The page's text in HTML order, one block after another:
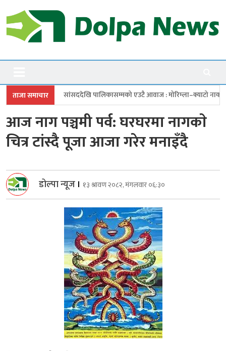
to
content
Dolpanews
ताजा समाचार
पालिकासम्मको एउटै आवाज : मोरिम्ला–क्याटो नाका तत्काल खोल चारबुँदे
आज नाग पञ्चमी पर्व: घरघरमा नागकाे
चित्र टांस्दै पूजा आजा गरेर मनाइँदै
डोल्पा न्यूज । १३ श्रावण २०८२, मंगलवार ०६:३०